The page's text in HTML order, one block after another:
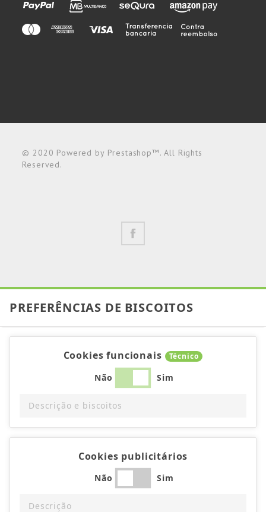
© 2020 Powered by Prestashop™. All Rights
Reserved.
PREFERÊNCIAS DE BISCOITOS
Cookies funcionais Técnico
Não Sim
Descrição e biscoitos
Cookies publicitários
Não Sim
Descrição